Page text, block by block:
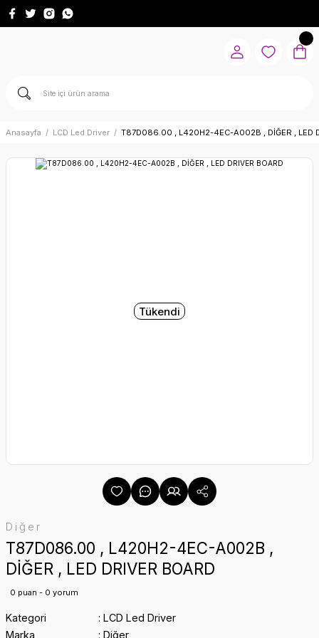
Anasayfa LCD Led Driver T87D086.00 , L420H2-4EC-A002B , DİĞER , LED
Tükendi
Diğer
T87D086.00 , L420H2-4EC-A002B ,
DİĞER , LED DRIVER BOARD
0 puan - 0 yorum
Kategori
LCD Led Driver
Marka
Diğer